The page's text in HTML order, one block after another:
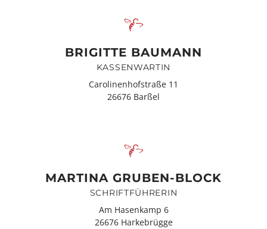
BRIGITTE BAUMANN
KASSENWARTIN
Carolinenhofstraße 11
26676 Barßel
MARTINA GRUBEN-BLOCK
SCHRIFTFÜHRERIN
Am Hasenkamp 6
26676 Harkebrügge